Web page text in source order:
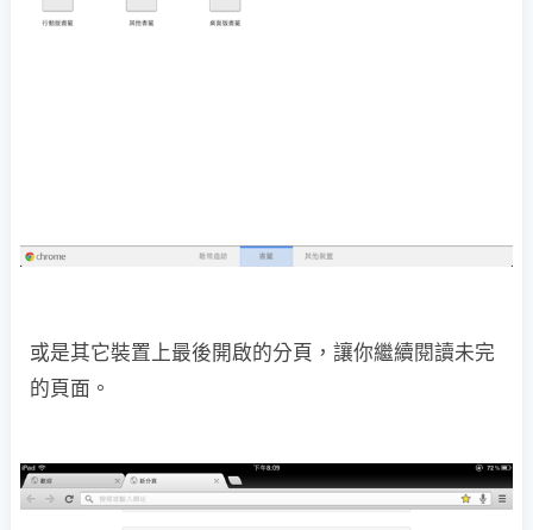
或是其它裝置上最後開啟的分頁，讓你繼續閱讀未完
的頁面。